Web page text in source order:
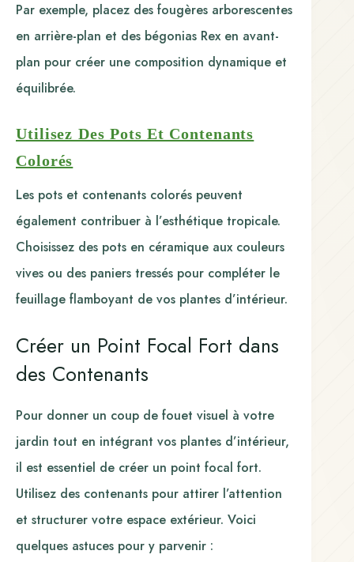
Par exemple, placez des fougères arborescentes
en arrière-plan et des bégonias Rex en avant-
plan pour créer une composition dynamique et
équilibrée.
Utilisez Des Pots Et Contenants
Colorés
Les pots et contenants colorés peuvent
également contribuer à l’esthétique tropicale.
Choisissez des pots en céramique aux couleurs
vives ou des paniers tressés pour compléter le
feuillage flamboyant de vos plantes d’intérieur.
Créer un Point Focal Fort dans
des Contenants
Pour donner un coup de fouet visuel à votre
jardin tout en intégrant vos plantes d’intérieur,
il est essentiel de créer un point focal fort.
Utilisez des contenants pour attirer l’attention
et structurer votre espace extérieur. Voici
quelques astuces pour y parvenir :